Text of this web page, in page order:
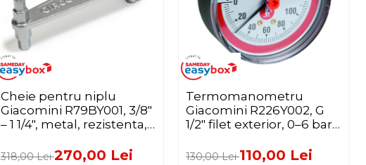
Cheie pentru niplu
Giacomini R79BY001, 3/8"
– 1 1/4", metal, rezistenta,
318,00 Lei270,00 Lei
Termomanometru
Giacomini R226Y002, G
1/2" filet exterior, 0–6 bar,
130,00 Lei110,00 Lei